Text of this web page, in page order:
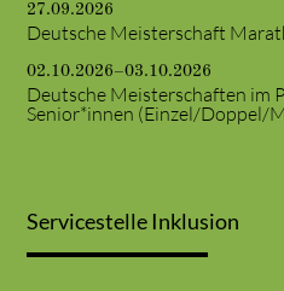
27.09.2026
Deutsche Meisterschaft
02.10.2026–03.10.2026
Deutsche Meisterschaften im
Senior*innen (Einzel/Doppel/
Servicestelle Inklusion